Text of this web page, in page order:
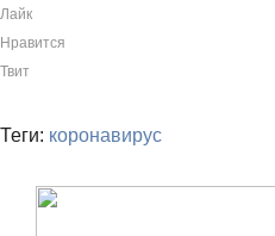
Лайк
Нравится
Твит
Теги: коронавирус